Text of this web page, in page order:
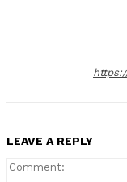
LEAVE A REPLY